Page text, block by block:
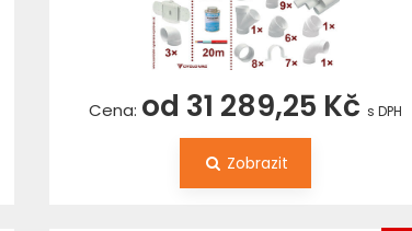
Cena: od 31 289,25 Kč s DPH
Zobrazit